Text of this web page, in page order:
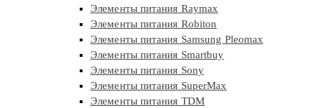
Элементы питания Raymax
Элементы питания Robiton
Элементы питания Samsung Pleomax
Элементы питания Smartbuy
Элементы питания Sony
Элементы питания SuperMax
Элементы питания TDM